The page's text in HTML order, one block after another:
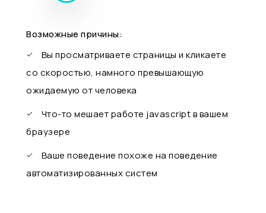
Возможные причины:
Вы просматриваете страницы и кликаете
со скоростью, намного превышающую
ожидаемую от человека
Что-то мешает работе javascript в вашем
браузере
Ваше поведение похоже на поведение
автоматизированных систем